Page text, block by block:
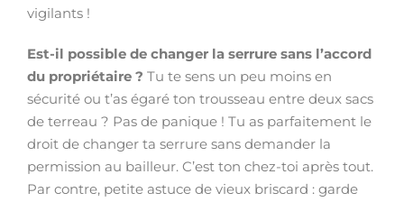
vigilants !
Est-il possible de changer la serrure sans l’accord
du propriétaire ? Tu te sens un peu moins en
sécurité ou t’as égaré ton trousseau entre deux sacs
de terreau ? Pas de panique ! Tu as parfaitement le
droit de changer ta serrure sans demander la
permission au bailleur. C’est ton chez-toi après tout.
Par contre, petite astuce de vieux briscard : garde